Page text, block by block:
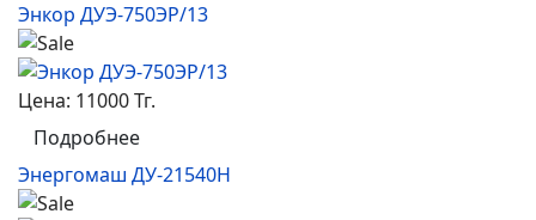
Энкор ДУЭ-750ЭР/13
Цена: 11000 Тг.
Подробнее
Энергомаш ДУ-21540Н